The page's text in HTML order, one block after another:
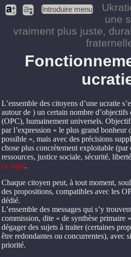
Introduire menu
une
vraiment plus juste,
L’ensemble des citoyens d’une ucratie
autour de ) un certain nombre
(OPC), humainement universels.
par l’expression « le plus grand bonheur
possible », mais avec des précisions
chose plus concrètement exploitable (par
ressources, justice sociale, sécurité,
ce sujet.
Chaque citoyen peut, à tout moment,
des propositions, compatibles avec les
dédié.
L’ensemble des messages qui s’y
commission, dite « de synthèse primaire
dégager des sujets à traiter (certaines
être redondantes ou concurrentes), avec
priorité.